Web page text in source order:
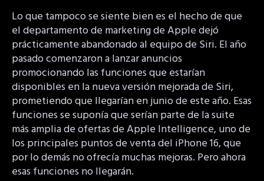
Lo que tampoco se siente bien es el hecho de que
el departamento de marketing de Apple dejó
prácticamente abandonado al equipo de Siri. El año
pasado comenzaron a lanzar anuncios
promocionando las funciones que estarían
disponibles en la nueva versión mejorada de Siri,
prometiendo que llegarían en junio de este año. Esas
funciones se suponía que serían parte de la suite
más amplia de ofertas de Apple Intelligence, uno de
los principales puntos de venta del iPhone 16, que
por lo demás no ofrecía muchas mejoras. Pero ahora
esas funciones no llegarán.